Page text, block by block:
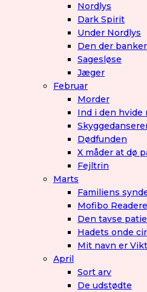
Nordlys
Dark Spirit
Under Nordlys
Den der
Sagesløse
Jæger
Februar
Morder
Ind i den hvide
Dødfunden
X måder at dø
Fejltrin
Marts
Familiens
Mofibo
Den tavse
Hadets onde
Mit navn er
April
Sort arv
De udstødte